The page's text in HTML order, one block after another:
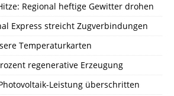
Regional heftige Gewitter drohen
Express streicht Zugverbindungen
Temperaturkarten
regenerative Erzeugung
Leistung überschritten